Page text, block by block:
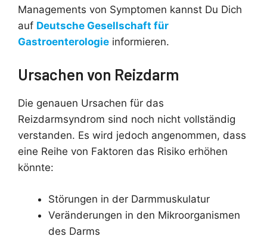
Managements von Symptomen kannst Du Dich
auf Deutsche Gesellschaft für
Gastroenterologie informieren.
Ursachen von Reizdarm
Die genauen Ursachen für das
Reizdarmsyndrom sind noch nicht vollständig
verstanden. Es wird jedoch angenommen, dass
eine Reihe von Faktoren das Risiko erhöhen
könnte:
Störungen in der Darmmuskulatur
Veränderungen in den Mikroorganismen
des Darms